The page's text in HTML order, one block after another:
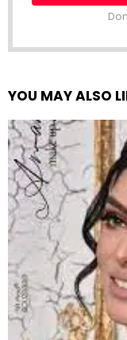
YOU MAY ALSO